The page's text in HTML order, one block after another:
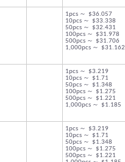
1pcs ～ $36.057
10pcs ～ $33.338
50pcs ～ $32.431
100pcs ～ $31.978
500pcs ～ $31.706
1,000pcs ～ $31.162
1pcs ～ $3.219
10pcs ～ $1.71
50pcs ～ $1.348
100pcs ～ $1.275
500pcs ～ $1.221
1,000pcs ～ $1.185
1pcs ～ $3.219
10pcs ～ $1.71
50pcs ～ $1.348
100pcs ～ $1.275
500pcs ～ $1.221